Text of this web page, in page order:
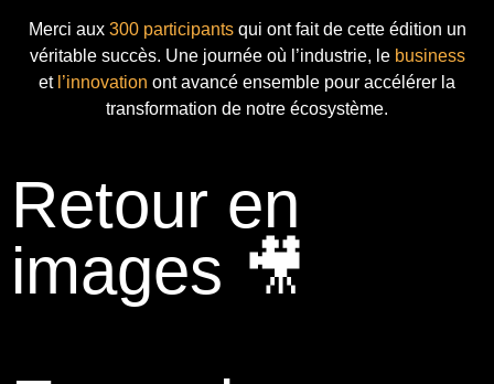
Merci aux 300 participantsqui ont fait de cette édition un
véritable succès. Une journée où l’industrie, le business
et l’innovation ont avancé ensemble pour accélérer la
transformation de notre écosystème.
Retour en
images 🎥